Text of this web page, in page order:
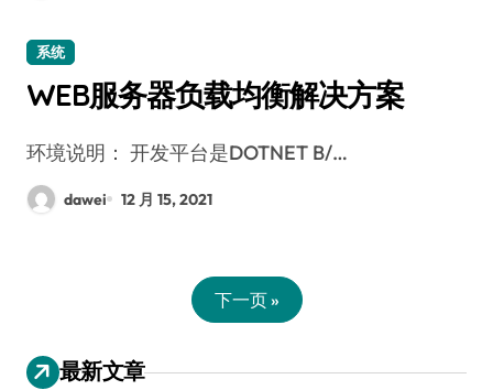
系统
WEB服务器负载均衡解决方案
环境说明： 开发平台是DOTNET B/…
dawei 12 月 15, 2021
下一页 »
最新文章